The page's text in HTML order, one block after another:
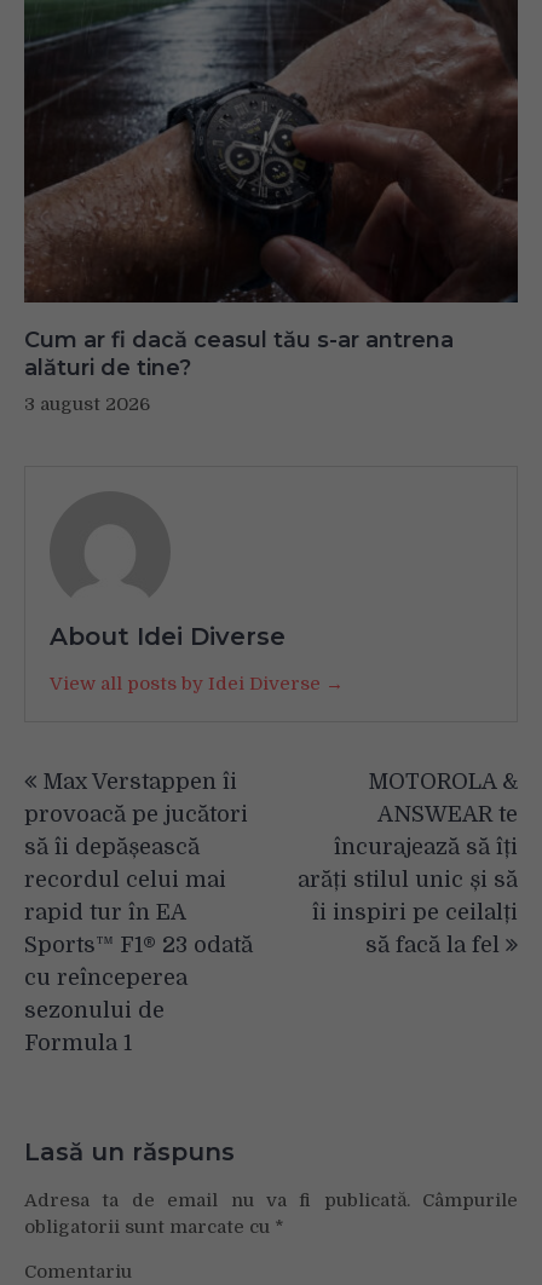
Cum ar fi dacă ceasul tău s-ar antrena
alături de tine?
3 august 2026
About Idei Diverse
View all posts by Idei Diverse →
în
articole
Max Verstappen îi
provoacă pe jucători
să îi depășească
recordul celui mai
rapid tur în EA
Sports™ F1® 23 odată
cu reînceperea
sezonului de
Formula 1
MOTOROLA &
ANSWEAR te
încurajează să îți
arăți stilul unic și să
îi inspiri pe ceilalți
să facă la fel
Lasă un răspuns
Adresa ta de email nu va fi publicată.Câmpurile
obligatorii sunt marcate cu *
Comentariu